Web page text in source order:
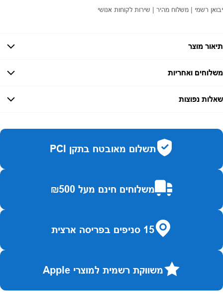
יבואן רשמי | משלוח מהיר | שירות לקוחות אנושי
תיאור מוצר
משלוחים ואחריות
זמן אספקה: עד 7 ימי עסקים
שאלות נפוצות
האם ניתן לחלק תשלומים?
האם ניתן להחזיר מוצר?כן, בהתאם לחוק הגנת הצרכן ובאריזה המקורית
תשלום מאובטח בתקן PCI
משלוחים חינם מעל ₪500
15 סניפים בפריסה ארצית
משווקת רשמית למוצרי Apple